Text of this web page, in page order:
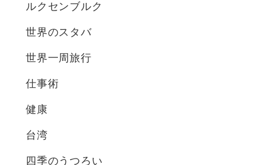
ルクセンブルク
世界のスタバ
世界一周旅行
仕事術
健康
台湾
四季のうつろい